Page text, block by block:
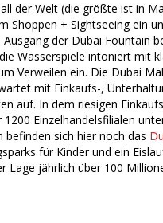
der Welt (die größte ist in
Shoppen + Sightseeing ein
der Dubai Fountain
Wasserspiele intoniert mit
Verweilen ein. Die Dubai
mit Einkaufs-,
auf. In dem riesigen
Einzelhandelsfilialen
befinden sich hier noch das
für Kinder und ein
Lage jährlich über 100